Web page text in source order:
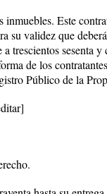
inmuebles. Este
su validez que
trescientos sesenta
de los
Público de la